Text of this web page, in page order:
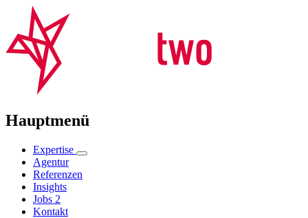
Hauptmenü
Expertise
Agentur
Referenzen
Insights
Jobs 2
Kontakt